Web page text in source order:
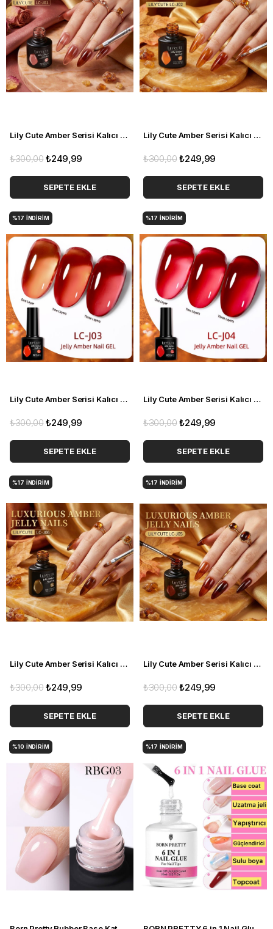
Lily Cute Amber Serisi Kalıcı oje LC-J01 (55725)
₺249,99
₺300,00
SEPETE EKLE
Lily Cute Amber Serisi Kalıcı oje LC-J02 (55725)
₺249,99
₺300,00
SEPETE EKLE
Lily Cute Amber Serisi Kalıcı oje LC-J03 (55725)
₺249,99
₺300,00
SEPETE EKLE
%17 İNDIRIM
Lily Cute Amber Serisi Kalıcı oje LC-J04 (55725)
₺249,99
₺300,00
SEPETE EKLE
%17 İNDIRIM
Lily Cute Amber Serisi Kalıcı oje LC-J06 (55725)
₺249,99
₺300,00
SEPETE EKLE
%17 İNDIRIM
Lily Cute Amber Serisi Kalıcı oje LC-J05 (55725)
₺249,99
₺300,00
SEPETE EKLE
%17 İNDIRIM
%10 İNDIRIM %17 İNDIRIM